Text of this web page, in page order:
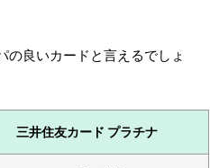
良いカードと言えるでしょ
三井住友カード プラチナ